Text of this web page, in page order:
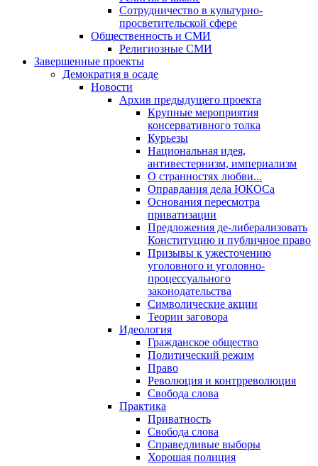
Сотрудничество в культурно-
просветительской сфере
Общественность и СМИ
Религиозные СМИ
Завершенные проекты
Демократия в осаде
Новости
Архив предыдущего проекта
Крупные мероприятия
консервативного толка
Курьезы
Национальная идея,
антивестернизм, империализм
О странностях любви...
Оправдания дела ЮКОСа
Основания пересмотра
приватизации
Предложения де-либерализовать
Конституцию и публичное право
Призывы к ужесточению
уголовного и уголовно-
процессуального
законодательства
Символические акции
Теории заговора
Идеология
Гражданское общество
Политический режим
Право
Революция и контрреволюция
Свобода слова
Практика
Приватность
Свобода слова
Справедливые выборы
Хорошая полиция